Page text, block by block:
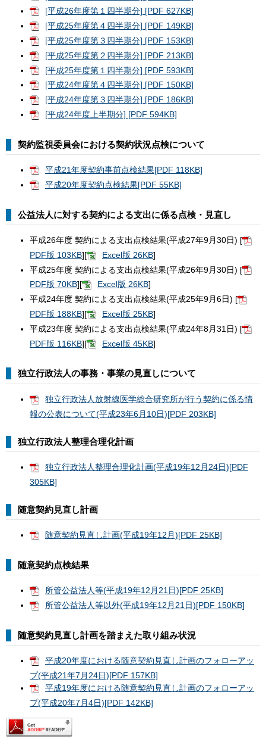
[平成26年度第１四半期分] [PDF 627KB]
[平成25年度第４四半期分] [PDF 149KB]
[平成25年度第３四半期分] [PDF 153KB]
[平成25年度第２四半期分] [PDF 213KB]
[平成25年度第１四半期分] [PDF 593KB]
[平成24年度第４四半期分] [PDF 150KB]
[平成24年度第３四半期分] [PDF 186KB]
[平成24年度上半期分] [PDF 594KB]
契約監視委員会における契約状況点検について
平成21年度契約事前点検結果[PDF 118KB]
平成20年度契約点検結果[PDF 55KB]
公益法人に対する契約による支出に係る点検・見直し
平成26年度 契約による支出点検結果(平成27年9月30日) [
PDF版 103KB][ Excel版 26KB]
平成25年度 契約による支出点検結果(平成26年9月30日) [
PDF版 70KB][ Excel版 26KB]
平成24年度 契約による支出点検結果(平成25年9月6日) [
PDF版 188KB][ Excel版 25KB]
平成23年度 契約による支出点検結果(平成24年8月31日) [
PDF版 116KB][ Excel版 45KB]
独立行政法人の事務・事業の見直しについて
独立行政法人放射線医学総合研究所が行う契約に係る情
報の公表について(平成23年6月10日)[PDF 203KB]
独立行政法人整理合理化計画
独立行政法人整理合理化計画(平成19年12月24日)[PDF
305KB]
随意契約見直し計画
随意契約見直し計画(平成19年12月)[PDF 25KB]
随意契約点検結果
所管公益法人等(平成19年12月21日)[PDF 25KB]
所管公益法人等以外(平成19年12月21日)[PDF 150KB]
随意契約見直し計画を踏まえた取り組み状況
平成20年度における随意契約見直し計画のフォローアッ
プ(平成21年7月24日)[PDF 157KB]
平成19年度における随意契約見直し計画のフォローアッ
プ(平成20年7月4日)[PDF 142KB]